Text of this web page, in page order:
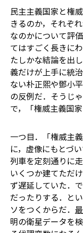
民主主義国家と権
きるのか，それぞ
なのかについて評
てはすごく長きに
たしかな結論を出
義だけが上手に統
ない――朴正煕や鄧
の反例だ．そうじ
で，「権威主義国
一つ目．「権威主
に，虚像にもとづい
列車を定刻通りに
いくつか建てただ
ず遅延していた．
だったりする．と
ソをつくからだ．
明の衛星データを